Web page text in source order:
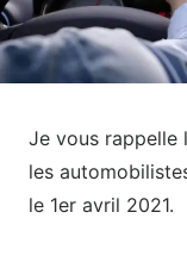
Je vous rappelle
les
le 1er avril 2021.